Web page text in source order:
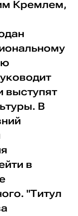
Кремлем,
выступят
В
в
"Титул